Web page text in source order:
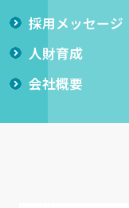
採用メッセージ
⼈財育成
会社概要